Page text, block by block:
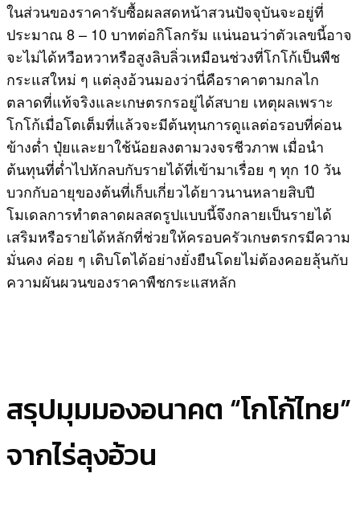
ในส่วนของราคารับซื้อผลสดหน้าสวนปัจจุบันจะอยู่ที่
ประมาณ 8 – 10 บาทต่อกิโลกรัม แน่นอนว่าตัวเลขนี้อาจ
จะไม่ได้หวือหวาหรือสูงลิบลิ่วเหมือนช่วงที่โกโก้เป็นพืช
กระแสใหม่ ๆ แต่ลุงอ้วนมองว่านี่คือราคาตามกลไก
ตลาดที่แท้จริงและเกษตรกรอยู่ได้สบาย เหตุผลเพราะ
โกโก้เมื่อโตเต็มที่แล้วจะมีต้นทุนการดูแลต่อรอบที่ค่อน
ข้างต่ำ ปุ๋ยและยาใช้น้อยลงตามวงจรชีวภาพ เมื่อนำ
ต้นทุนที่ต่ำไปหักลบกับรายได้ที่เข้ามาเรื่อย ๆ ทุก 10 วัน
บวกกับอายุของต้นที่เก็บเกี่ยวได้ยาวนานหลายสิบปี
โมเดลการทำตลาดผลสดรูปแบบนี้จึงกลายเป็นรายได้
เสริมหรือรายได้หลักที่ช่วยให้ครอบครัวเกษตรกรมีความ
มั่นคง ค่อย ๆ เติบโตได้อย่างยั่งยืนโดยไม่ต้องคอยลุ้นกับ
ความผันผวนของราคาพืชกระแสหลัก
สรุปมุมมองอนาคต “โกโก้ไทย”
จากไร่ลุงอ้วน